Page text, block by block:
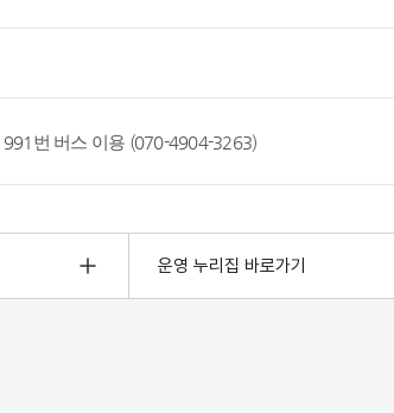
번 버스 이용 (070-4904-3263)
운영 누리집 바로가기